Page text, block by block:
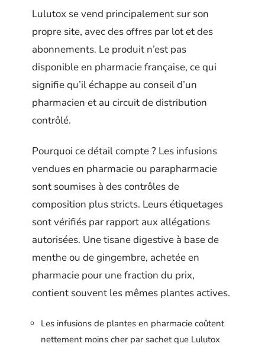
Lulutox se vend principalement sur son
propre site, avec des offres par lot et des
abonnements. Le produit n’est pas
disponible en pharmacie française, ce qui
signifie qu’il échappe au conseil d’un
pharmacien et au circuit de distribution
contrôlé.
Pourquoi ce détail compte ? Les infusions
vendues en pharmacie ou parapharmacie
sont soumises à des contrôles de
composition plus stricts. Leurs étiquetages
sont vérifiés par rapport aux allégations
autorisées. Une tisane digestive à base de
menthe ou de gingembre, achetée en
pharmacie pour une fraction du prix,
contient souvent les mêmes plantes actives.
Les infusions de plantes en pharmacie coûtent
nettement moins cher par sachet que Lulutox